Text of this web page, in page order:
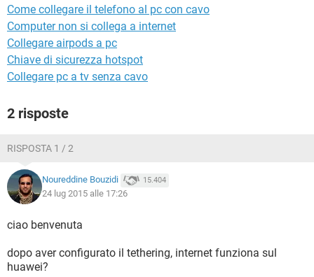
Come collegare il telefono al pc con cavo
Computer non si collega a internet
Collegare airpods a pc
Chiave di sicurezza hotspot
Collegare pc a tv senza cavo
2 risposte
RISPOSTA 1 / 2
Noureddine Bouzidi 15.404
24 lug 2015 alle 17:26
ciao benvenuta
dopo aver configurato il tethering, internet funziona sul
huawei?